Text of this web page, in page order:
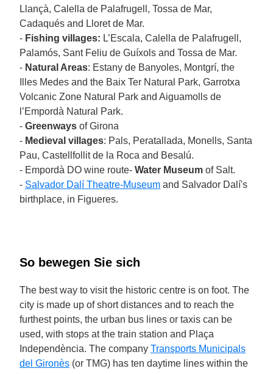
Llançà, Calella de Palafrugell, Tossa de Mar,
Cadaqués and Lloret de Mar.
- Fishing villages: L’Escala, Calella de Palafrugell,
Palamós, Sant Feliu de Guíxols and Tossa de Mar.
- Natural Areas: Estany de Banyoles, Montgrí, the
Illes Medes and the Baix Ter Natural Park, Garrotxa
Volcanic Zone Natural Park and Aiguamolls de
l’Empordà Natural Park.
- Greenways of Girona
- Medieval villages: Pals, Peratallada, Monells, Santa
Pau, Castellfollit de la Roca and Besalú.
- Empordà DO wine route- Water Museum of Salt.
- Salvador Dalí Theatre-Museum and Salvador Dalí's
birthplace, in Figueres.
So bewegen Sie sich
The best way to visit the historic centre is on foot. The
city is made up of short distances and to reach the
furthest points, the urban bus lines or taxis can be
used, with stops at the train station and Plaça
Independència. The company Transports Municipals
del Gironès (or TMG) has ten daytime lines within the